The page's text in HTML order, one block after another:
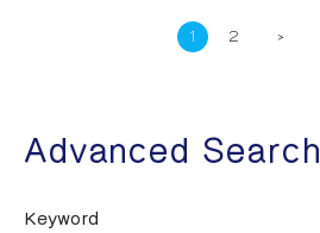
1 2 >
Advanced Search
Keyword